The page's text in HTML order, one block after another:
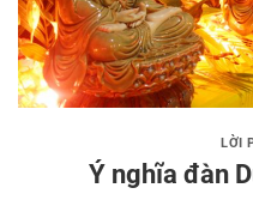
LỜI
Ý nghĩa đàn